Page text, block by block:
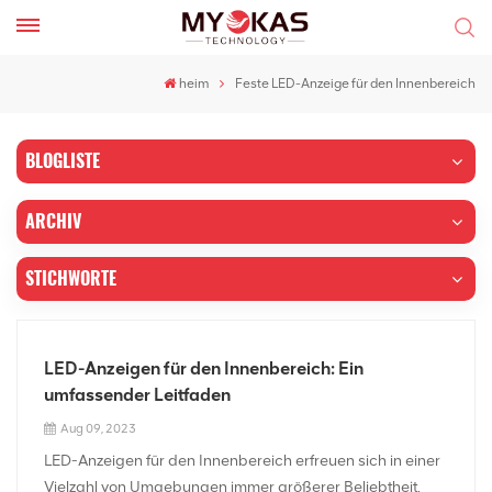
heim Feste LED-Anzeige für den Innenbereich
BLOGLISTE
ARCHIV
STICHWORTE
LED-Anzeigen für den Innenbereich: Ein
umfassender Leitfaden
Aug 09, 2023
LED-Anzeigen für den Innenbereich erfreuen sich in einer
Vielzahl von Umgebungen immer größerer Beliebtheit,